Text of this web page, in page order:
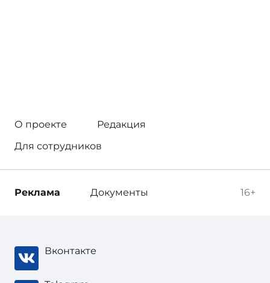
О проекте
Редакция
Для сотрудников
16+
Реклама Документы
Вконтакте